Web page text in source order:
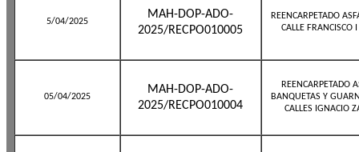
5/04/2025
MAH-DOP-ADO-
2025/RECPO010005
REENCARPETADO
CALLE FRANCISCO
05/04/2025
MAH-DOP-ADO-
2025/RECPO010004
REENCARPETADO
BANQUETAS Y
CALLES IGNACIO